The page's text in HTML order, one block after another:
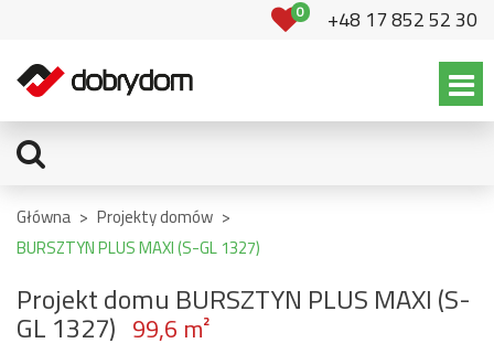
0 +48 17 852 52 30
Główna > Projekty domów >
BURSZTYN PLUS MAXI (S-GL 1327)
Projekt domu BURSZTYN PLUS MAXI (S-
GL 1327) 99,6 m²